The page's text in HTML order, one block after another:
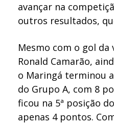
avançar na
outros resultados,
Mesmo com o gol
Ronald Camarão,
o Maringá terminou
do Grupo A, com 8
ficou na 5ª posição
apenas 4 pontos.